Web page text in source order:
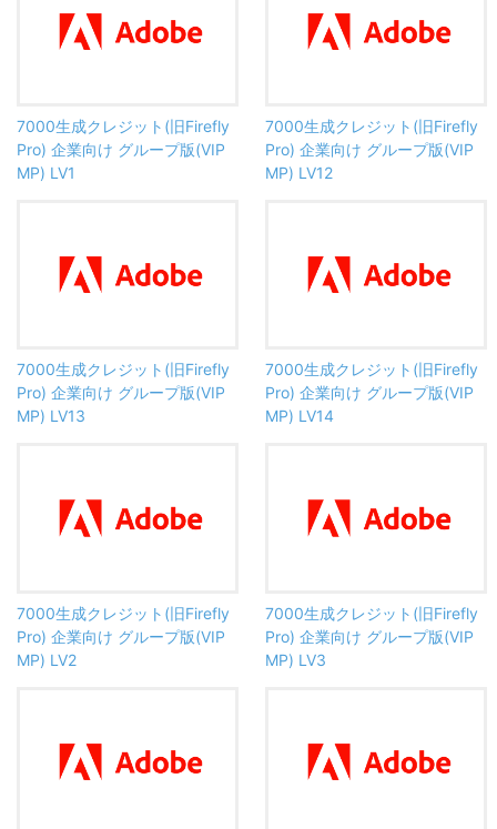
7000生成クレジット(旧Firefly
Pro) 企業向け グループ版(VIP
MP) LV1
7000生成クレジット(旧Firefly
Pro) 企業向け グループ版(VIP
MP) LV12
7000生成クレジット(旧Firefly
Pro) 企業向け グループ版(VIP
MP) LV13
7000生成クレジット(旧Firefly
Pro) 企業向け グループ版(VIP
MP) LV14
7000生成クレジット(旧Firefly
Pro) 企業向け グループ版(VIP
MP) LV2
7000生成クレジット(旧Firefly
Pro) 企業向け グループ版(VIP
MP) LV3